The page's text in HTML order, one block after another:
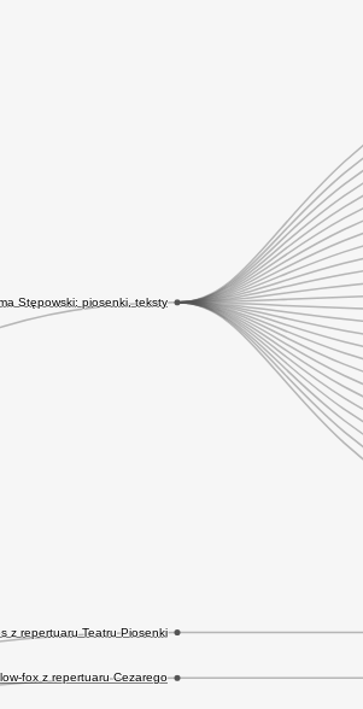
Stępowski: piosenki, teksty
z repertuaru Teatru Piosenki
fox z repertuaru Cezarego